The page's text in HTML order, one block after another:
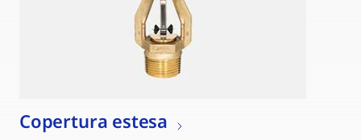
Copertura estesa